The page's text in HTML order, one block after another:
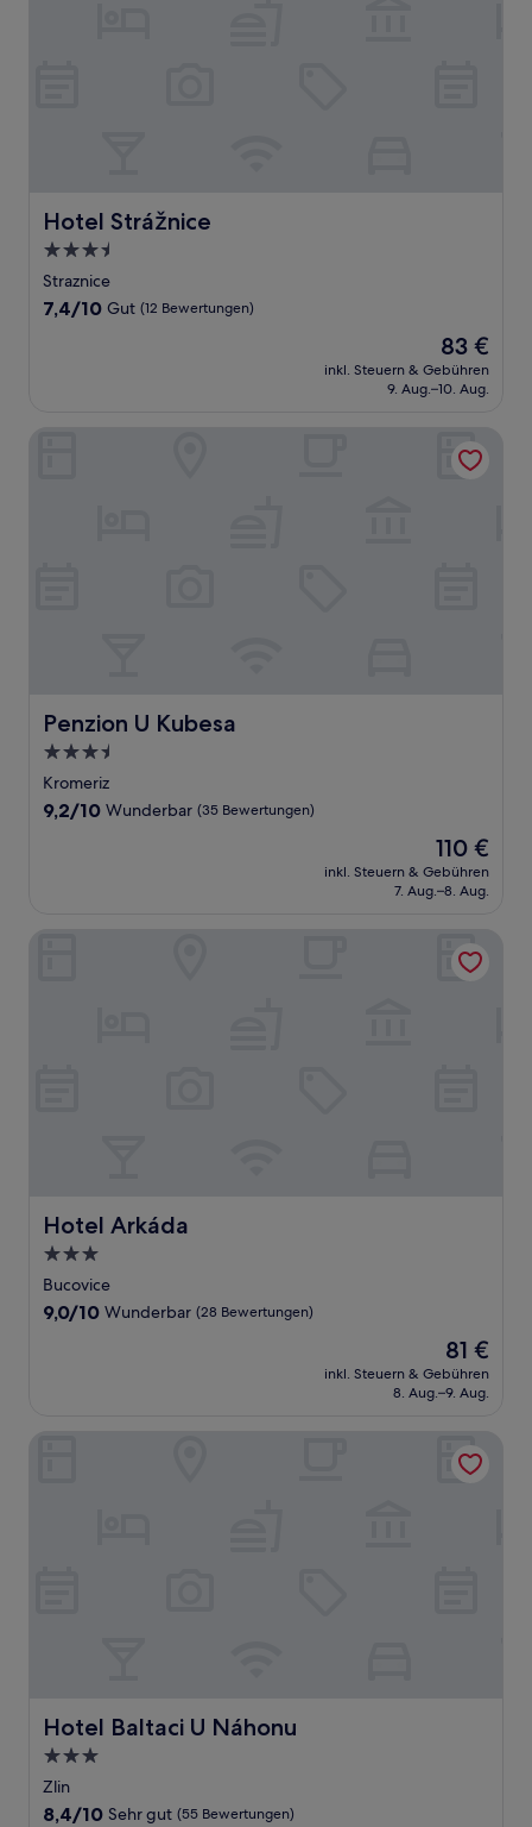
Hotel Strážnice
Hotel Strážnice
3.5-
Sterne-
Unterkunft
Straznice
7.4
7,4/10 Gut (12 Bewertungen)
Der
Preis
beträgt
83 €
inkl. Steuern & Gebühren
9. Aug.–10. Aug.
Penzion U Kubesa
Penzion U Kubesa
3.5-
Sterne-
Unterkunft
Kromeriz
9.2
9,2/10 Wunderbar (35 Bewertungen)
Der
Preis
beträgt
110 €
inkl. Steuern & Gebühren
7. Aug.–8. Aug.
Hotel Arkáda
Hotel Arkáda
3.0-
Sterne-
Unterkunft
Bucovice
9.0
9,0/10 Wunderbar (28 Bewertungen)
Der
Preis
beträgt
81 €
inkl. Steuern & Gebühren
8. Aug.–9. Aug.
Hotel Baltaci U Náhonu
Hotel Baltaci U Náhonu
3.0-
Sterne-
Unterkunft
Zlin
8.4
8,4/10 Sehr gut (55 Bewertungen)